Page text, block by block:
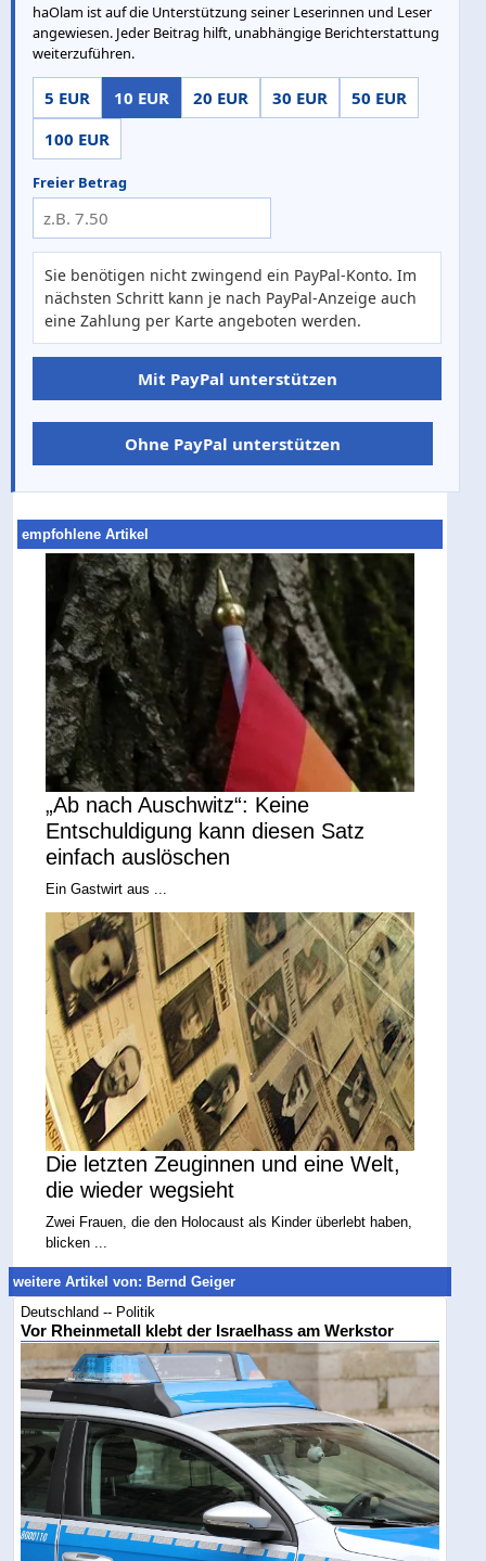
haOlam ist auf die Unterstützung seiner Leserinnen und Leser
angewiesen. Jeder Beitrag hilft, unabhängige Berichterstattung
weiterzuführen.
5 EUR 10 EUR 20 EUR 30 EUR
50 EUR
100 EUR
Freier Betrag
Sie benötigen nicht zwingend ein PayPal-Konto. Im
nächsten Schritt kann je nach PayPal-Anzeige auch
eine Zahlung per Karte angeboten werden.
Mit PayPal unterstützen
Ohne PayPal unterstützen
empfohlene Artikel
„Ab nach Auschwitz“: Keine
Entschuldigung kann diesen Satz
einfach auslöschen
Ein Gastwirt aus ...
Die letzten Zeuginnen und eine Welt,
die wieder wegsieht
Zwei Frauen, die den Holocaust als Kinder überlebt haben,
blicken ...
weitere Artikel von: Bernd Geiger
Deutschland -- Politik
Vor Rheinmetall klebt der Israelhass am Werkstor